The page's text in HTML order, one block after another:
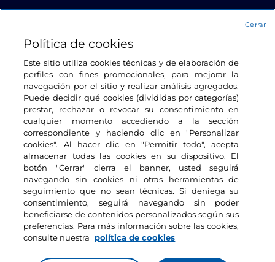
Estamos en contacto
Política de cookies
Este sitio utiliza cookies técnicas y de elaboración de
perfiles con fines promocionales, para mejorar la
navegación por el sitio y realizar análisis agregados.
Puede decidir qué cookies (divididas por categorías)
prestar, rechazar o revocar su consentimiento en
cualquier momento accediendo a la sección
correspondiente y haciendo clic en "Personalizar
cookies". Al hacer clic en "Permitir todo", acepta
almacenar todas las cookies en su dispositivo. El
botón "Cerrar" cierra el banner, usted seguirá
navegando sin cookies ni otras herramientas de
seguimiento que no sean técnicas. Si deniega su
consentimiento, seguirá navegando sin poder
beneficiarse de contenidos personalizados según sus
preferencias. Para más información sobre las cookies,
consulte nuestra
política de cookies
Cerrar